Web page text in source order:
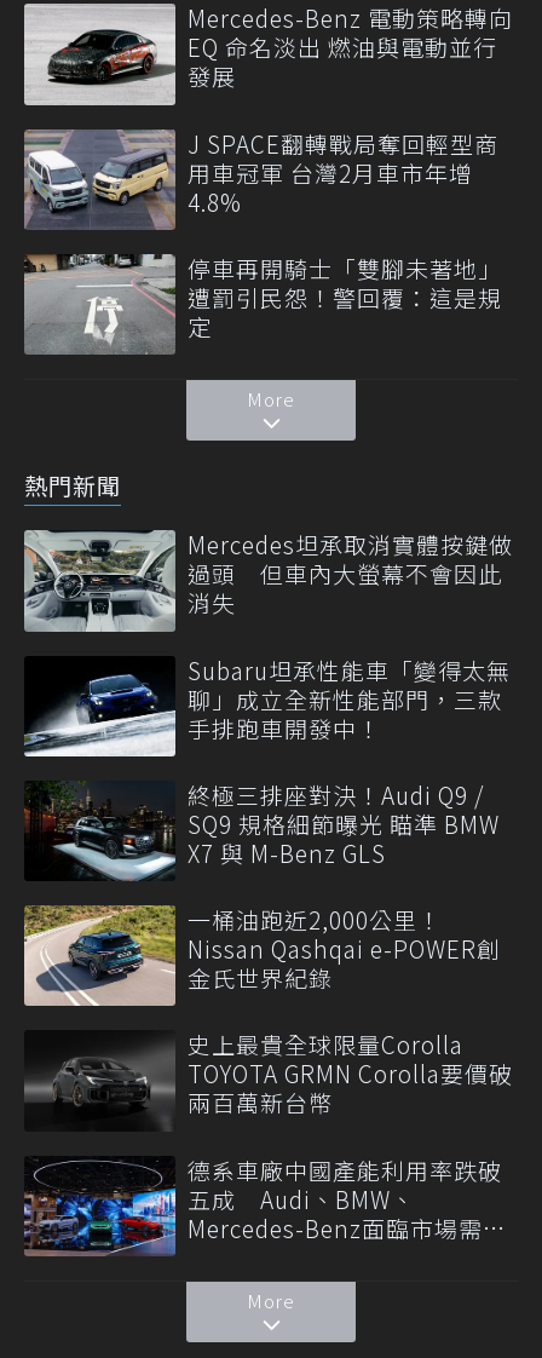
Mercedes-Benz 電動策略轉向
EQ 命名淡出 燃油與電動並行
發展
J SPACE翻轉戰局奪回輕型商
用車冠軍 台灣2月車市年增
4.8%
停車再開騎士「雙腳未著地」
遭罰引民怨！警回覆：這是規
定
More
熱門新聞
Mercedes坦承取消實體按鍵做
過頭 但車內大螢幕不會因此
消失
Subaru坦承性能車「變得太無
聊」成立全新性能部門，三款
手排跑車開發中！
終極三排座對決！Audi Q9 /
SQ9 規格細節曝光 瞄準 BMW
X7 與 M-Benz GLS
一桶油跑近2,000公里！
Nissan Qashqai e-POWER創
金氏世界紀錄
史上最貴全球限量Corolla
TOYOTA GRMN Corolla要價破
兩百萬新台幣
德系車廠中國產能利用率跌破
五成 Audi、BMW、
Mercedes-Benz面臨市場需求
More